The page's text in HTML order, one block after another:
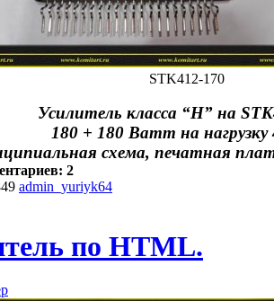
STK412-170
Усилитель класса “Н” на
180 + 180 Ватт на
схема, печатная
2
admin_yuriyk64
по HTML.